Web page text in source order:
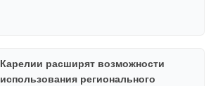
Карелии расширят возможности
использования регионального